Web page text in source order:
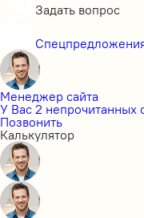
Задать вопрос
Менеджер сайта
У Вас 2 непрочитанных
Позвонить
Калькулятор